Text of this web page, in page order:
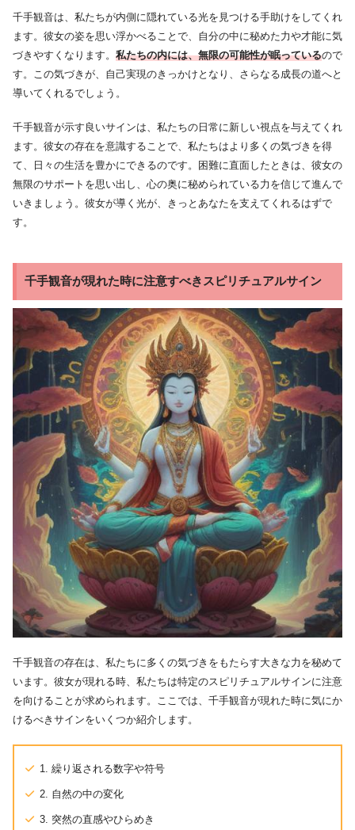
千手観音は、私たちが内側に隠れている光を見つける手助けをしてくれ
ます。彼女の姿を思い浮かべることで、自分の中に秘めた力や才能に気
づきやすくなります。 私たちの内には、無限の可能性が眠っているので
す。この気づきが、自己実現のきっかけとなり、さらなる成長の道へと
導いてくれるでしょう。
千手観音が示す良いサインは、私たちの日常に新しい視点を与えてくれ
ます。彼女の存在を意識することで、私たちはより多くの気づきを得
て、日々の生活を豊かにできるのです。困難に直面したときは、彼女の
無限のサポートを思い出し、心の奥に秘められている力を信じて進んで
いきましょう。彼女が導く光が、きっとあなたを支えてくれるはずで
す。
千手観音が現れた時に注意すべきスピリチュアルサイン
千手観音の存在は、私たちに多くの気づきをもたらす大きな力を秘めて
います。彼女が現れる時、私たちは特定のスピリチュアルサインに注意
を向けることが求められます。ここでは、千手観音が現れた時に気にか
けるべきサインをいくつか紹介します。
1. 繰り返される数字や符号
2. 自然の中の変化
3. 突然の直感やひらめき